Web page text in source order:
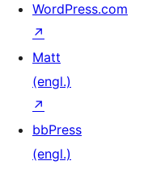
WordPress.com
↗
Matt
(engl.)
↗
bbPress
(engl.)